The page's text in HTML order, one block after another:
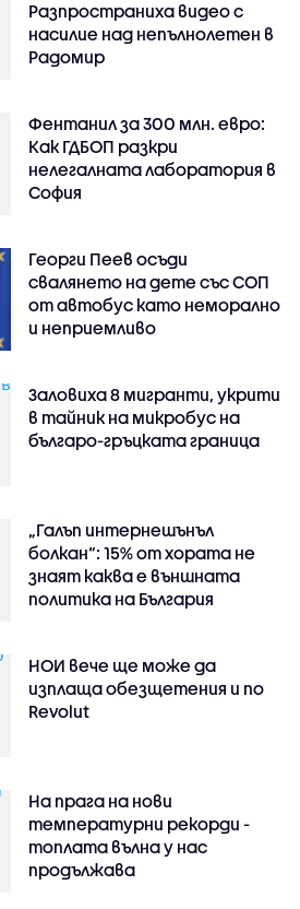
Разпространиха видео с
насилие над непълнолетен в
Радомир
Фентанил за 300 млн. евро:
Как ГДБОП разкри
нелегалната лаборатория в
София
Георги Пеев осъди
свалянето на дете със СОП
от автобус като неморално
и неприемливо
Заловиха 8 мигранти, укрити
в тайник на микробус на
българо-гръцката граница
„Галъп интернешънъл
болкан“: 15% от хората не
знаят каква е външната
политика на България
НОИ вече ще може да
изплаща обезщетения и по
Revolut
На прага на нови
температурни рекорди -
топлата вълна у нас
продължава